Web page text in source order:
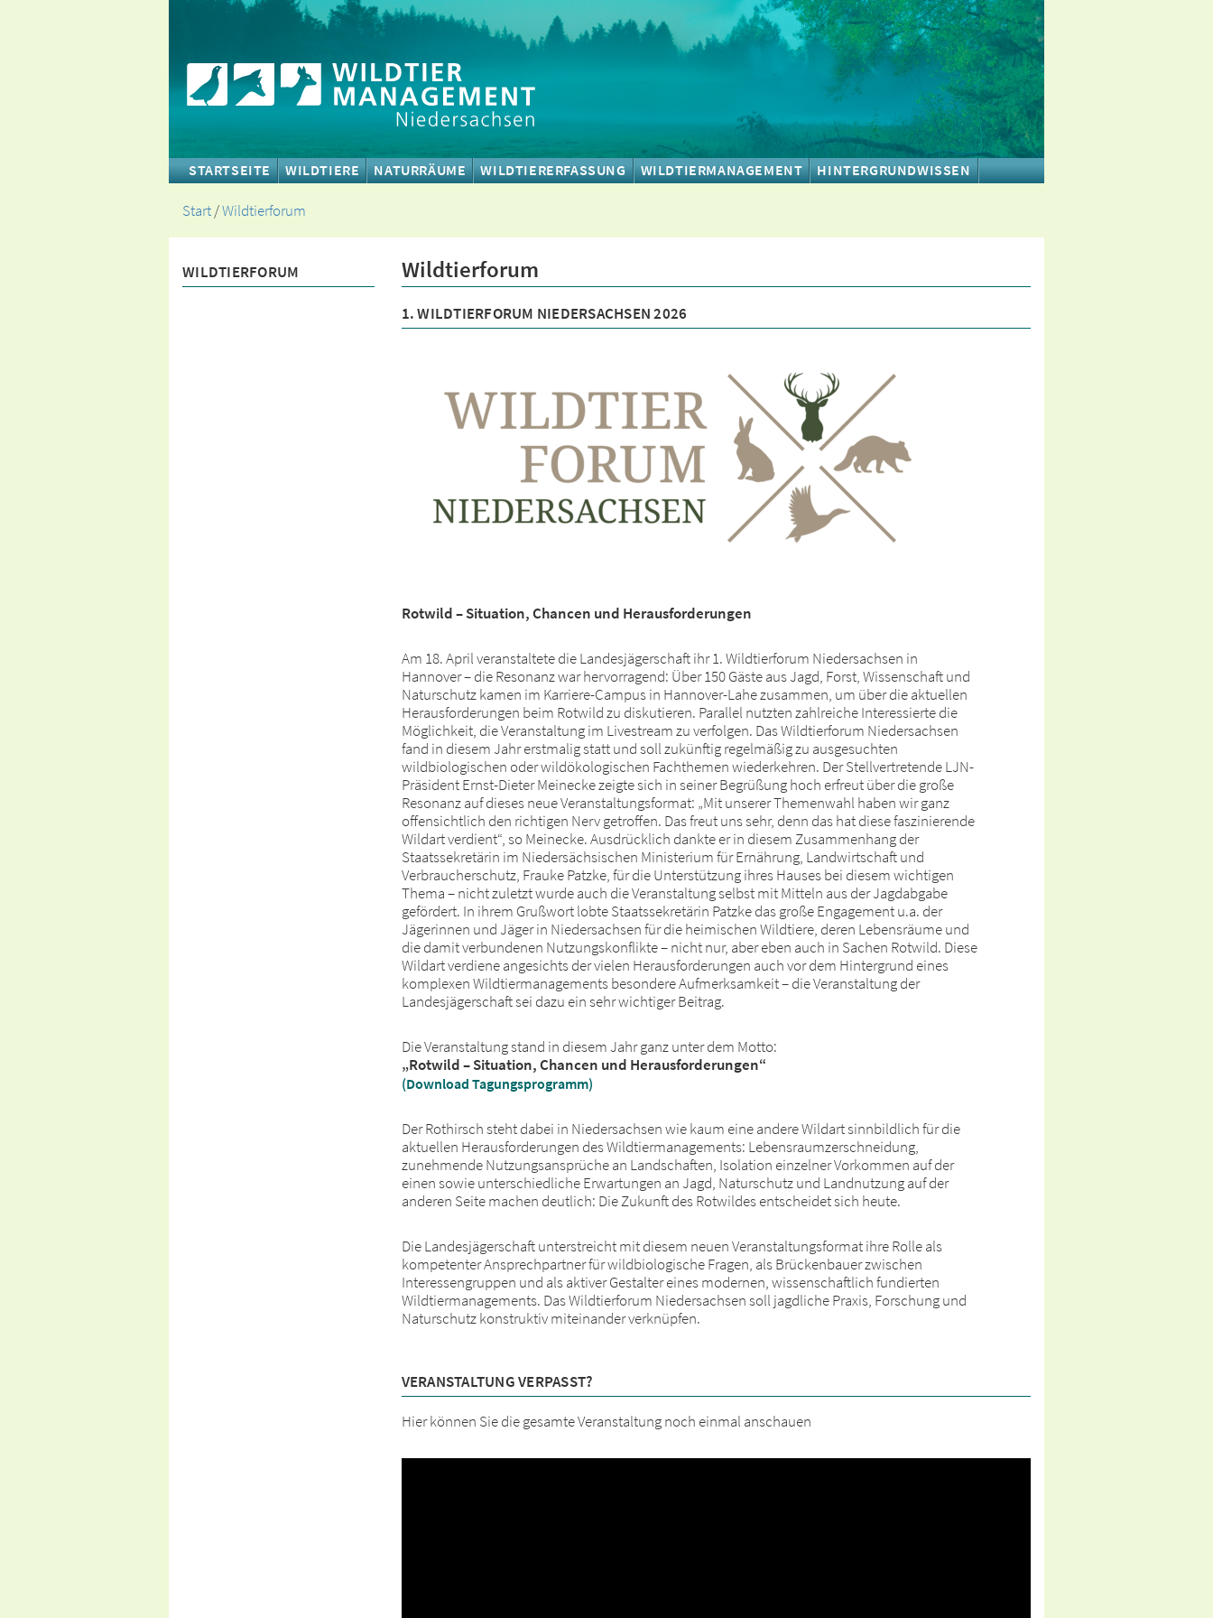
STARTSEITE WILDTIERE NATURRÄUME WILDTIERERFASSUNG WILDTIERMANAGEMENT HINTERGRUNDWISSEN
Start/Wildtierforum
WILDTIERFORUM Wildtierforum
1. WILDTIERFORUM NIEDERSACHSEN 2026
Rotwild – Situation, Chancen und Herausforderungen
Am 18. April veranstaltete die Landesjägerschaft ihr 1. Wildtierforum Niedersachsen in
Hannover – die Resonanz war hervorragend: Über 150 Gäste aus Jagd, Forst, Wissenschaft und
Naturschutz kamen im Karriere-Campus in Hannover-Lahe zusammen, um über die aktuellen
Herausforderungen beim Rotwild zu diskutieren. Parallel nutzten zahlreiche Interessierte die
Möglichkeit, die Veranstaltung im Livestream zu verfolgen. Das Wildtierforum Niedersachsen
fand in diesem Jahr erstmalig statt und soll zukünftig regelmäßig zu ausgesuchten
wildbiologischen oder wildökologischen Fachthemen wiederkehren. Der Stellvertretende LJN-
Präsident Ernst-Dieter Meinecke zeigte sich in seiner Begrüßung hoch erfreut über die große
Resonanz auf dieses neue Veranstaltungsformat: „Mit unserer Themenwahl haben wir ganz
offensichtlich den richtigen Nerv getroffen. Das freut uns sehr, denn das hat diese faszinierende
Wildart verdient“, so Meinecke. Ausdrücklich dankte er in diesem Zusammenhang der
Staatssekretärin im Niedersächsischen Ministerium für Ernährung, Landwirtschaft und
Verbraucherschutz, Frauke Patzke, für die Unterstützung ihres Hauses bei diesem wichtigen
Thema – nicht zuletzt wurde auch die Veranstaltung selbst mit Mitteln aus der Jagdabgabe
gefördert. In ihrem Grußwort lobte Staatssekretärin Patzke das große Engagement u.a. der
Jägerinnen und Jäger in Niedersachsen für die heimischen Wildtiere, deren Lebensräume und
die damit verbundenen Nutzungskonflikte – nicht nur, aber eben auch in Sachen Rotwild. Diese
Wildart verdiene angesichts der vielen Herausforderungen auch vor dem Hintergrund eines
komplexen Wildtiermanagements besondere Aufmerksamkeit – die Veranstaltung der
Landesjägerschaft sei dazu ein sehr wichtiger Beitrag.
Die Veranstaltung stand in diesem Jahr ganz unter dem Motto:
„Rotwild – Situation, Chancen und Herausforderungen“
(Download Tagungsprogramm)
Der Rothirsch steht dabei in Niedersachsen wie kaum eine andere Wildart sinnbildlich für die
aktuellen Herausforderungen des Wildtiermanagements: Lebensraumzerschneidung,
zunehmende Nutzungsansprüche an Landschaften, Isolation einzelner Vorkommen auf der
einen sowie unterschiedliche Erwartungen an Jagd, Naturschutz und Landnutzung auf der
anderen Seite machen deutlich: Die Zukunft des Rotwildes entscheidet sich heute.
Die Landesjägerschaft unterstreicht mit diesem neuen Veranstaltungsformat ihre Rolle als
kompetenter Ansprechpartner für wildbiologische Fragen, als Brückenbauer zwischen
Interessengruppen und als aktiver Gestalter eines modernen, wissenschaftlich fundierten
Wildtiermanagements. Das Wildtierforum Niedersachsen soll jagdliche Praxis, Forschung und
Naturschutz konstruktiv miteinander verknüpfen.
VERANSTALTUNG VERPASST?
Hier können Sie die gesamte Veranstaltung noch einmal anschauen